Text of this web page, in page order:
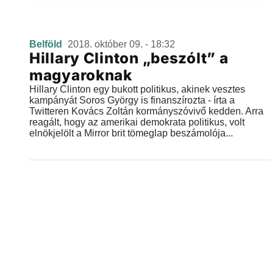
Belföld 2018. október 09. - 18:32
Hillary Clinton „beszólt” a
magyaroknak
Hillary Clinton egy bukott politikus, akinek vesztes
kampányát Soros György is finanszírozta - írta a
Twitteren Kovács Zoltán kormányszóvivő kedden. Arra
reagált, hogy az amerikai demokrata politikus, volt
elnökjelölt a Mirror brit tömeglap beszámolója...